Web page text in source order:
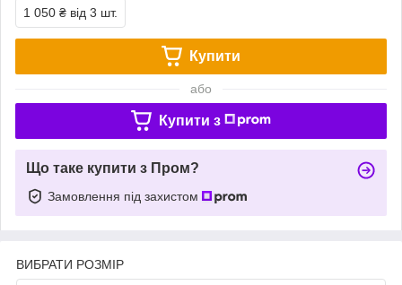
1 050 ₴ від 3 шт.
Купити
або
Купити з
Що таке купити з Пром?
Замовлення під захистом
ВИБРАТИ РОЗМІР